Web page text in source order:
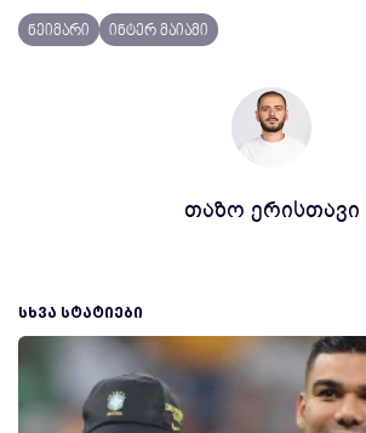
ნეიმარი ინტერ მაიამი
თაზო ერისთავი
ᲡᲮᲕᲐ ᲡᲢᲐᲢᲘᲔᲑᲘ